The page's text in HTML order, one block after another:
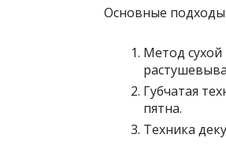
Основные
Метод
Губчатая
пятна.
Техника